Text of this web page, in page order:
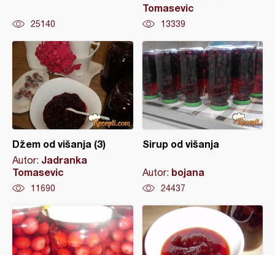
25140
Tomasevic
13339
Džem od višanja (3)
Autor: Jadranka
Tomasevic
11690
Sirup od višanja
Autor: bojana
24437